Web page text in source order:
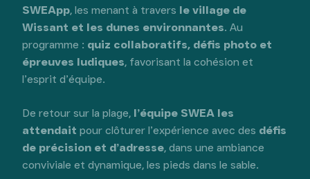
SWEApp, les menant à travers le village de
Wissant et les dunes environnantes. Au
programme : quiz collaboratifs, défis photo et
épreuves ludiques, favorisant la cohésion et
l’esprit d’équipe.
De retour sur la plage, l’équipe SWEA les
attendait pour clôturer l’expérience avec des défis
de précision et d’adresse, dans une ambiance
conviviale et dynamique, les pieds dans le sable.